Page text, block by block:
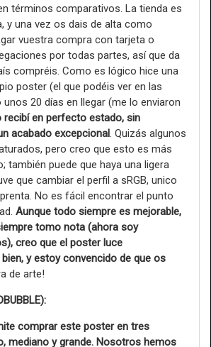
términos comparativos. La tienda es
y una vez os dais de alta como
vuestra compra con tarjeta o
por todas partes, así que da
compréis. Como es lógico hice una
poster (el que podéis ver en las
20 días en llegar (me lo enviaron
recibí en perfecto estado, sin
acabado excepcional. Quizás algunos
pero creo que esto es más
también puede que haya una ligera
que cambiar el perfil a sRGB, unico
No es fácil encontrar el punto
Aunque todo siempre es mejorable,
tomo nota (ahora soy
creo que el poster luce
y estoy convencido de que os
de arte!
comprar este poster en tres
mediano y grande. Nosotros hemos